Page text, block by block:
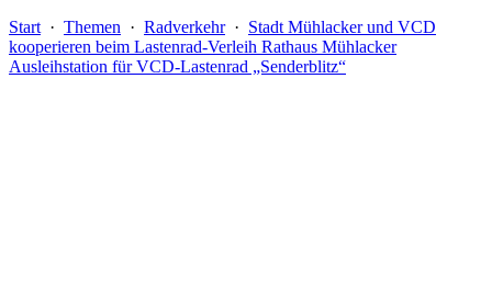
Start · Themen · Radverkehr· Stadt Mühlacker und VCD
kooperieren beim Lastenrad-Verleih Rathaus Mühlacker
Ausleihstation für VCD-Lastenrad „Senderblitz“